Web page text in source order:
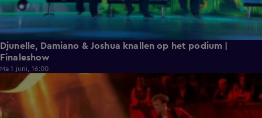
Djunelle, Damiano & Joshua knallen op het podium |
Finaleshow
Ma 1 juni, 16:00